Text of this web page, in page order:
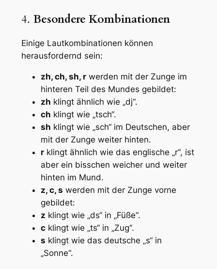
4. Besondere Kombinationen
Einige Lautkombinationen können
herausfordernd sein:
zh, ch, sh, rwerden mit der Zunge im
hinteren Teil des Mundes gebildet:
zh klingt ähnlich wie „dj“.
ch klingt wie „tsch“.
sh klingt wie „sch“ im Deutschen, aber
mit der Zunge weiter hinten.
rklingt ähnlich wie das englische „r“, ist
aber ein bisschen weicher und weiter
hinten im Mund.
z, c, s werden mit der Zunge vorne
gebildet:
z klingt wie „ds“ in „Füße“.
cklingt wie „ts“ in „Zug“.
s klingt wie das deutsche „s“ in
„Sonne“.